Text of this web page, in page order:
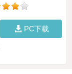
PC下载